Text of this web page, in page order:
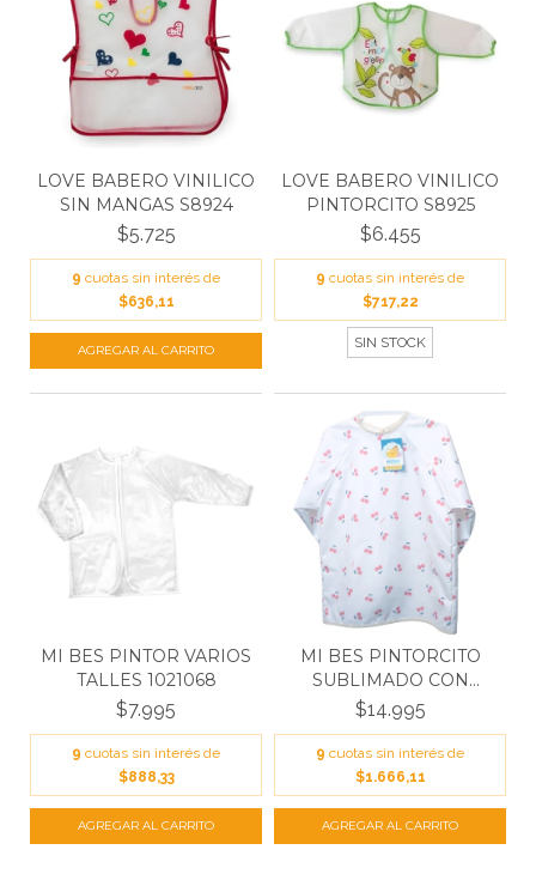
LOVE BABERO VINILICO
SIN MANGAS S8924
$5.725
9 cuotas sin interés de
$636,11
LOVE BABERO VINILICO
PINTORCITO S8925
$6.455
9 cuotas sin interés de
$717,22
SIN STOCK
MI BES PINTOR VARIOS
TALLES 1021068
$7.995
9 cuotas sin interés de
$888,33
MI BES PINTORCITO
SUBLIMADO CON
MANGAS
$14.995
9 cuotas sin interés de
$1.666,11